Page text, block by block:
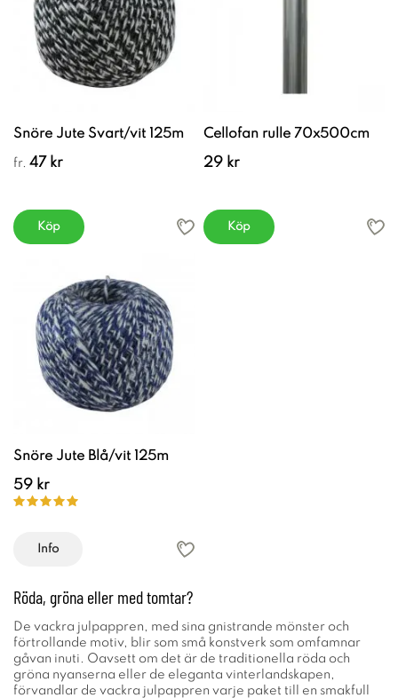
Snöre Jute Svart/vit 125m
fr. 47 kr
Köp
Cellofan rulle 70x500cm
29 kr
Köp
Snöre Jute Blå/vit 125m
59 kr
Info
Röda, gröna eller med tomtar?
De vackra julpappren, med sina gnistrande mönster och
förtrollande motiv, blir som små konstverk som omfamnar
gåvan inuti. Oavsett om det är de traditionella röda och
gröna nyanserna eller de eleganta vinterlandskapen,
förvandlar de vackra julpappren varje paket till en smakfull